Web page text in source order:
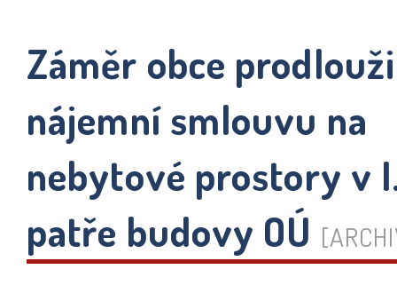
Záměr obce
nájemní smlouvu na
nebytové prostory v
patře budovy OÚ